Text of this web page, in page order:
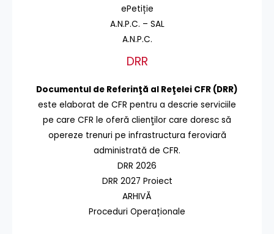
ePetiție
A.N.P.C. – SAL
A.N.P.C.
DRR
Documentul de Referinţă al Reţelei CFR (DRR)
este elaborat de CFR pentru a descrie serviciile
pe care CFR le oferă clienţilor care doresc să
opereze trenuri pe infrastructura feroviară
administrată de CFR.
DRR 2026
DRR 2027 Proiect
ARHIVĂ
Proceduri Operaționale